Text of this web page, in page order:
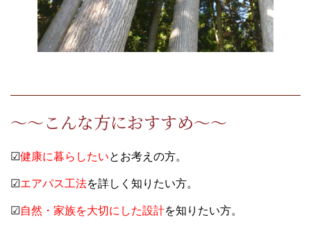
～～こんな方におすすめ～～
☑健康に暮らしたいとお考えの方。
☑エアパス工法を詳しく知りたい方。
☑自然・家族を大切にした設計を知りたい方。